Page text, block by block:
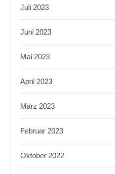
Juli 2023
Juni 2023
Mai 2023
April 2023
März 2023
Februar 2023
Oktober 2022